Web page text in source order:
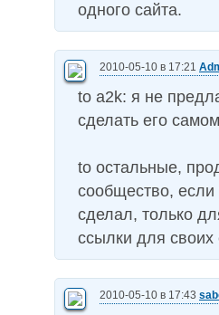
одного сайта.
2010-05-10 в 17:21
to a2k: я не
сделать его
to остальные,
сообщество,
сделал, только
ссылки для своих
2010-05-10 в 17:43